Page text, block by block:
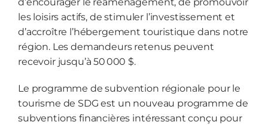
les loisirs actifs, de stimuler l’investissement et
d’accroître l’hébergement touristique dans notre
région. Les demandeurs retenus peuvent
recevoir jusqu’à 50 000 $.
Le programme de subvention régionale pour le
tourisme de SDG est un nouveau programme de
subventions financières intéressant conçu pour